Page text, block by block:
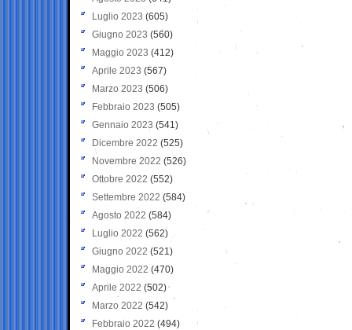
Luglio 2023 (605)
Giugno 2023 (560)
Maggio 2023 (412)
Aprile 2023 (567)
Marzo 2023 (506)
Febbraio 2023 (505)
Gennaio 2023 (541)
Dicembre 2022 (525)
Novembre 2022 (526)
Ottobre 2022 (552)
Settembre 2022 (584)
Agosto 2022 (584)
Luglio 2022 (562)
Giugno 2022 (521)
Maggio 2022 (470)
Aprile 2022 (502)
Marzo 2022 (542)
Febbraio 2022 (494)